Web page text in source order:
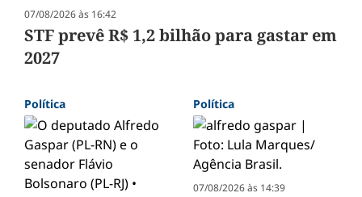
07/08/2026 às 16:42
STF prevê R$ 1,2 bilhão para gastar em
2027
Política Política
07/08/2026 às 14:39